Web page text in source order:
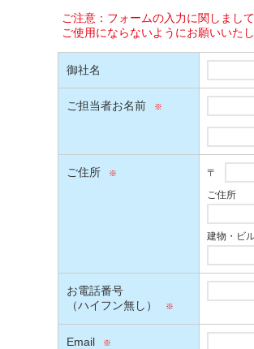
ご注意：フォームの入力に関しまし
ご使用にならないようにお願いいたし
御社名
ご担当者お名前
ご住所 〒
ご住所
建物・ビ
お電話番号
（ハイフン無し）
Email